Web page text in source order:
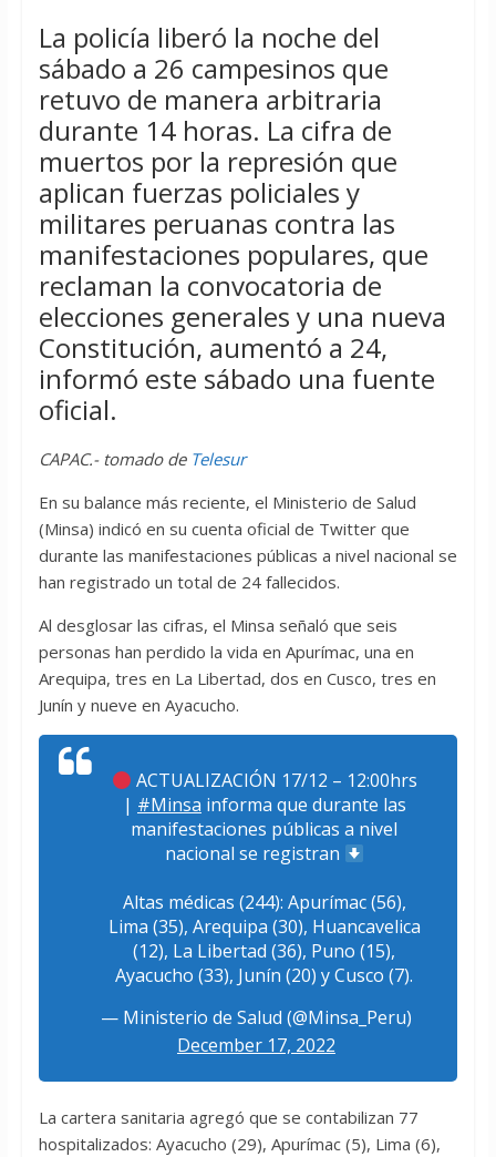
La policía liberó la noche del
sábado a 26 campesinos que
retuvo de manera arbitraria
durante 14 horas. La cifra de
muertos por la represión que
aplican fuerzas policiales y
militares peruanas contra las
manifestaciones populares, que
reclaman la convocatoria de
elecciones generales y una nueva
Constitución, aumentó a 24,
informó este sábado una fuente
oficial.
CAPAC.- tomado de Telesur
En su balance más reciente, el Ministerio de Salud
(Minsa) indicó en su cuenta oficial de Twitter que
durante las manifestaciones públicas a nivel nacional se
han registrado un total de 24 fallecidos.
Al desglosar las cifras, el Minsa señaló que seis
personas han perdido la vida en Apurímac, una en
Arequipa, tres en La Libertad, dos en Cusco, tres en
Junín y nueve en Ayacucho.
ACTUALIZACIÓN 17/12 – 12:00hrs
| #Minsa informa que durante las
manifestaciones públicas a nivel
nacional se registran
Altas médicas (244): Apurímac (56),
Lima (35), Arequipa (30), Huancavelica
(12), La Libertad (36), Puno (15),
Ayacucho (33), Junín (20) y Cusco (7).
— Ministerio de Salud (@Minsa_Peru)
December 17, 2022
La cartera sanitaria agregó que se contabilizan 77
hospitalizados: Ayacucho (29), Apurímac (5), Lima (6),